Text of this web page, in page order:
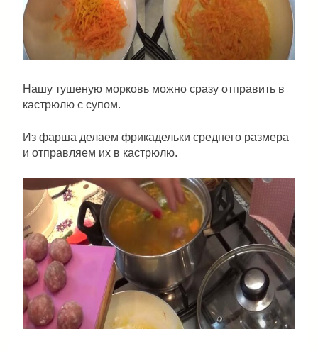
Нашу тушеную морковь можно сразу отправить в
кастрюлю с супом.
Из фарша делаем фрикадельки среднего размера
и отправляем их в кастрюлю.